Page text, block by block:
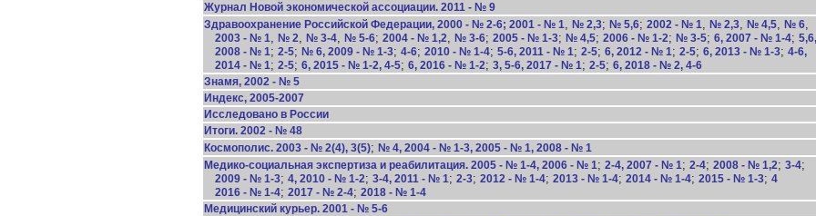
Журнал Новой экономической ассоциации. 2011 - № 9
Здравоохранение Российской Федерации, 2000 - № 2-6; 2001 - № 1, № 2,3; № 5,6; 2002 - № 1, № 2,3, № 4,5, № 6,
2003 - № 1, № 2, № 3-4, № 5-6; 2004 - № 1,2, № 3-6; 2005 - № 1-3; № 4,5; 2006 - № 1-2; № 3-5; 6, 2007 - № 1-4; 5,6,
2008 - № 1; 2-5; № 6, 2009 - № 1-3; 4-6; 2010 - № 1-4; 5-6, 2011 - № 1; 2-5; 6, 2012 - № 1; 2-5; 6, 2013 - № 1-3; 4-6,
2014 - № 1; 2-5; 6, 2015 - № 1-2, 4-5; 6, 2016 - № 1-2; 3, 5-6, 2017 - № 1; 2-5; 6, 2018 - № 2, 4-6
Знамя, 2002 - № 5
Индекс, 2005-2007
Исследовано в России
Итоги. 2002 - № 48
Космополис. 2003 - № 2(4), 3(5); № 4, 2004 - № 1-3, 2005 - № 1, 2008 - № 1
Медико-социальная экспертиза и реабилитация. 2005 - № 1-4, 2006 - № 1; 2-4, 2007 - № 1; 2-4; 2008 - № 1,2; 3-4;
2009 - № 1-3; 4, 2010 - № 1-2; 3-4, 2011 - № 1; 2-3; 2012 - № 1-4; 2013 - № 1-4; 2014 - № 1-4; 2015 - № 1-3; 4
2016 - № 1-4; 2017 - № 2-4; 2018 - № 1-4
Медицинский курьер. 2001 - № 5-6